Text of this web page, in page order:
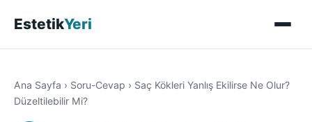
EstetikYeri
Ana Sayfa › Soru-Cevap › Saç Kökleri Yanlış Ekilirse Ne Olur?
Düzeltilebilir Mi?